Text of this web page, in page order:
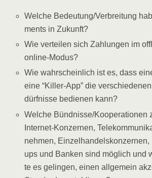
Wel­che Bedeutung/​Verbreitung
ments in Zukunft?
Wie ver­tei­len sich Zah­lun­gen im
online-Modus?
Wie wahr­schein­lich ist es, dass
eine “Kil­ler-App” die
dürf­nis­se bedie­nen kann?
Wel­che Bündnisse/​Kooperationen
Inter­net-Kon­zer­nen,
neh­men,
ups und Ban­ken sind mög­lich und
te es gelin­gen, einen all­ge­mein